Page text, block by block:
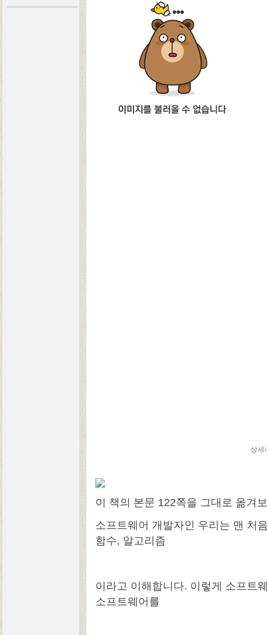
상세
이 책의 본문 122쪽을 그대로 옮겨
소프트웨어 개발자인 우리는 맨 처
함수, 알고리즘
이라고 이해합니다. 이렇게 소프트
소프트웨어를